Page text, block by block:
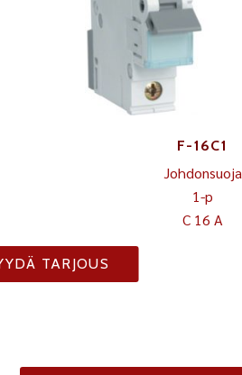
F-16C1
Johdonsuoja
1-p
C 16 A
TARJOUS